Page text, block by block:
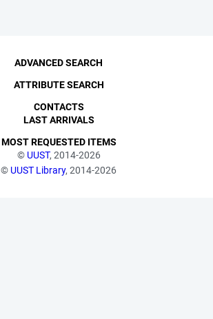
© UUST, 2014-2026
© UUST Library, 2014-2026
ADVANCED SEARCH
ATTRIBUTE SEARCH
CONTACTS
LAST ARRIVALS
MOST REQUESTED ITEMS